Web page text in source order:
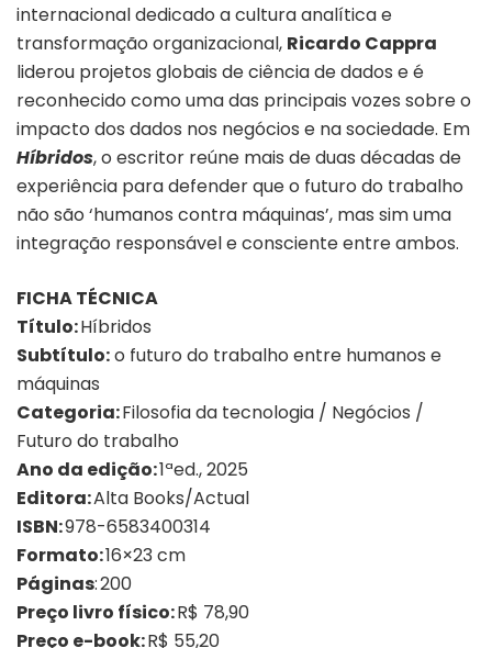
internacional dedicado a cultura analítica e
transformação organizacional, Ricardo Cappra
liderou projetos globais de ciência de dados e é
reconhecido como uma das principais vozes sobre o
impacto dos dados nos negócios e na sociedade. Em
Híbridos, o escritor reúne mais de duas décadas de
experiência para defender que o futuro do trabalho
não são ‘humanos contra máquinas’, mas sim uma
integração responsável e consciente entre ambos.
FICHA TÉCNICA
Título:Híbridos
Subtítulo:o futuro do trabalho entre humanos e
máquinas
Categoria:Filosofia da tecnologia / Negócios /
Futuro do trabalho
Ano da edição:1ªed., 2025
Editora:Alta Books/Actual
ISBN:978-6583400314
Formato:16×23 cm
Páginas: 200
Preço livro físico:R$ 78,90
Preço e-book:R$ 55,20